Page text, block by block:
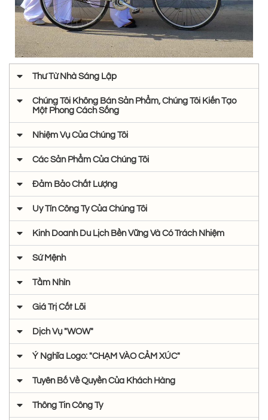
Thư Từ Nhà Sáng Lập
Chúng Tôi Không Bán Sản Phẩm, Chúng Tôi Kiến Tạo
Một Phong Cách Sống
Nhiệm Vụ Của Chúng Tôi
Các Sản Phẩm Của Chúng Tôi
Đảm Bảo Chất Lượng
Uy Tín Công Ty Của Chúng Tôi
Kinh Doanh Du Lịch Bền Vững Và Có Trách Nhiệm
Sứ Mệnh
Tầm Nhìn
Giá Trị Cốt Lõi
Dịch Vụ "WOW"
Ý Nghĩa Logo: "CHẠM VÀO CẢM XÚC"
Tuyên Bố Về Quyền Của Khách Hàng
Thông Tin Công Ty